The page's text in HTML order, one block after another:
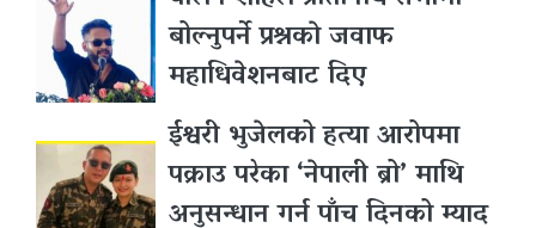
बोल्नुपर्ने प्रश्नकाे जवाफ
महाधिवेशनबाट दिए
ईश्वरी भुजेलको हत्या आरोपमा
पक्राउ परेका ‘नेपाली ब्रो’ माथि
अनुसन्धान गर्न पाँच दिनको म्याद